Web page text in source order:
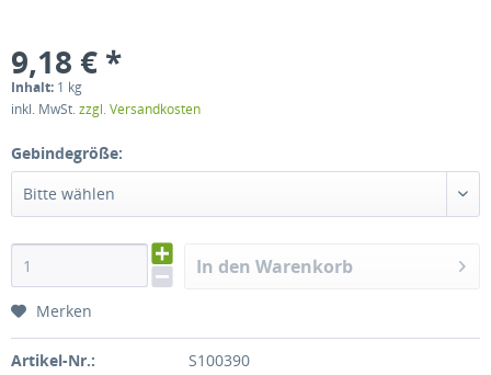
9,18 € *
Inhalt: 1 kg
inkl. MwSt.zzgl. Versandkosten
Gebindegröße:
Bitte wählen
In den Warenkorb
Merken
Artikel-Nr.:
S100390